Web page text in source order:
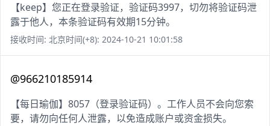
【keep】您正在登录验证，验证码3997，切勿将验证码泄
露于他人，本条验证码有效期15分钟。
接收时间: 北京时间(+8): 2024-10-21 10:01:58
@966210185914
【每日瑜伽】8057（登录验证码）。工作人员不会向您索
要，请勿向任何人泄露，以免造成账户或资金损失。